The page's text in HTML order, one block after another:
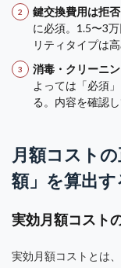
鍵交換費用は拒
に必須。1.5〜3
リティタイプは
消毒・クリーニ
よっては「必須
る。内容を確認
月額コスト
額」を算出す
実効月額コスト
実効月額コストとは